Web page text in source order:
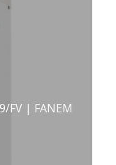
FV | FANEM